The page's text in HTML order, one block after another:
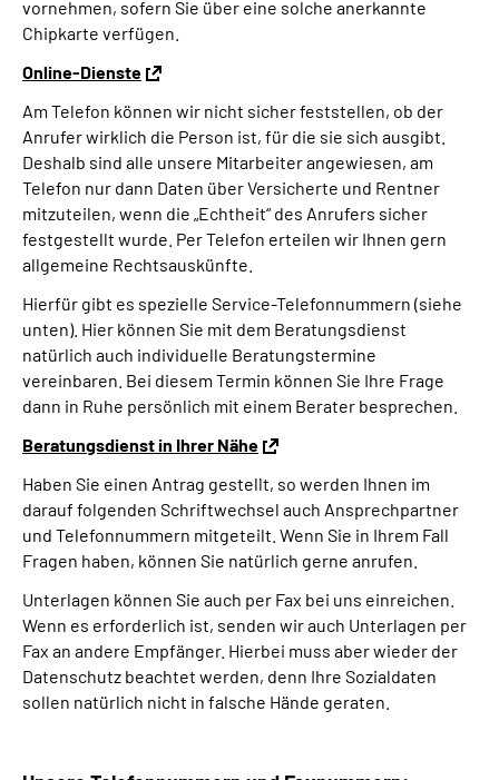
vornehmen, sofern Sie über eine solche anerkannte
Chipkarte verfügen.
Online-Dienste
Am Telefon können wir nicht sicher feststellen, ob der
Anrufer wirklich die Person ist, für die sie sich ausgibt.
Deshalb sind alle unsere Mitarbeiter angewiesen, am
Telefon nur dann Daten über Versicherte und Rentner
mitzuteilen, wenn die „Echtheit“ des Anrufers sicher
festgestellt wurde. Per Telefon erteilen wir Ihnen gern
allgemeine Rechtsauskünfte.
Hierfür gibt es spezielle Service-Telefonnummern (siehe
unten). Hier können Sie mit dem Beratungsdienst
natürlich auch individuelle Beratungstermine
vereinbaren. Bei diesem Termin können Sie Ihre Frage
dann in Ruhe persönlich mit einem Berater besprechen.
Beratungsdienst in Ihrer Nähe
Haben Sie einen Antrag gestellt, so werden Ihnen im
darauf folgenden Schriftwechsel auch Ansprechpartner
und Telefonnummern mitgeteilt. Wenn Sie in Ihrem Fall
Fragen haben, können Sie natürlich gerne anrufen.
Unterlagen können Sie auch per Fax bei uns einreichen.
Wenn es erforderlich ist, senden wir auch Unterlagen per
Fax an andere Empfänger. Hierbei muss aber wieder der
Datenschutz beachtet werden, denn Ihre Sozialdaten
sollen natürlich nicht in falsche Hände geraten.